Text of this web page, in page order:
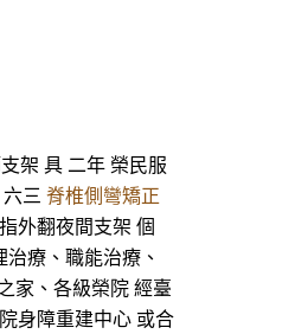
架 具 二年 榮民服
三 脊椎側彎矯正
外翻夜間支架 個
療、職能治療、
家、各級榮院 經臺
身障重建中心 或合